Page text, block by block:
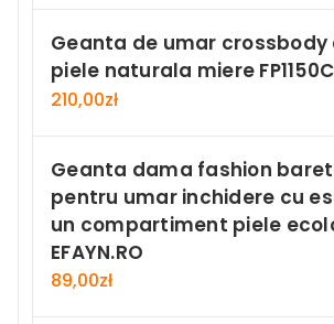
Geanta de umar crossbody
piele naturala miere FP1150C
210,00zł
Geanta dama fashion
pentru umar inchidere cu
un compartiment piele
EFAYN.RO
89,00zł